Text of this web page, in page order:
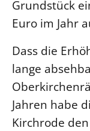
Grundstück
Euro im Jahr
Dass die
lange
Jahren habe
Kirchrode